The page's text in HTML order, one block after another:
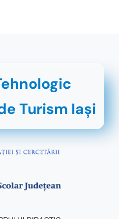
Turism Iaşi